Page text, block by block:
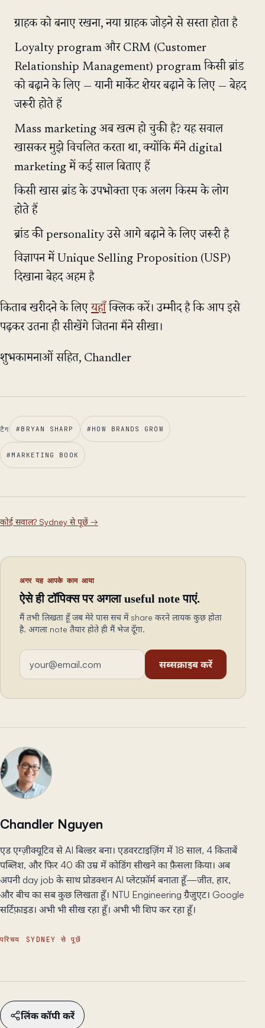
ग्राहक को बनाए रखना, नया ग्राहक जोड़ने से सस्ता होता है
Loyalty program और CRM (Customer
Relationship Management) program किसी ब्रांड
को बढ़ाने के लिए — यानी मार्केट शेयर बढ़ाने के लिए — बेहद
जरूरी होते हैं
Mass marketing अब खत्म हो चुकी है? यह सवाल
खासकर मुझे विचलित करता था, क्योंकि मैंने digital
marketing में कई साल बिताए हैं
किसी खास ब्रांड के उपभोक्ता एक अलग किस्म के लोग
होते हैं
ब्रांड की personality उसे आगे बढ़ाने के लिए जरूरी है
विज्ञापन में Unique Selling Proposition (USP)
दिखाना बेहद अहम है
किताब खरीदने के लिए यहाँ क्लिक करें। उम्मीद है कि आप इसे
पढ़कर उतना ही सीखेंगे जितना मैंने सीखा।
शुभकामनाओं सहित, Chandler
टैग #BRYAN SHARP #HOW BRANDS GROW
#MARKETING BOOK
कोई सवाल? Sydney से पूछें →
अगर यह आपके काम आया
ऐसे ही टॉपिक्स पर अगला useful note पाएं.
मैं तभी लिखता हूँ जब मेरे पास सच में share करने लायक कुछ होता
है. अगला note तैयार होते ही मैं भेज दूँगा.
ईमेल एड्रेस
सब्सक्राइब करें
Chandler Nguyen
एड एग्ज़ीक्यूटिव से AI बिल्डर बना। एडवरटाइज़िंग में 18 साल, 4 किताबें
पब्लिश, और फिर 40 की उम्र में कोडिंग सीखने का फ़ैसला किया। अब
अपनी day job के साथ प्रोडक्शन AI प्लेटफ़ॉर्म बनाता हूँ—जीत, हार,
और बीच का सब कुछ लिखता हूँ। NTU Engineering ग्रैजुएट। Google
सर्टिफ़ाइड। अभी भी सीख रहा हूँ। अभी भी शिप कर रहा हूँ।
परिचय SYDNEY से पूछें
लिंक कॉपी करें